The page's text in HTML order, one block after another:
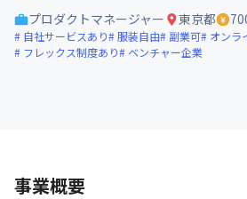
プロダクトマネージャー 東京都
自社サービスあり 服装自由 副業可
オンラ
フレックス制度あり
ベンチャー企業
事業概要